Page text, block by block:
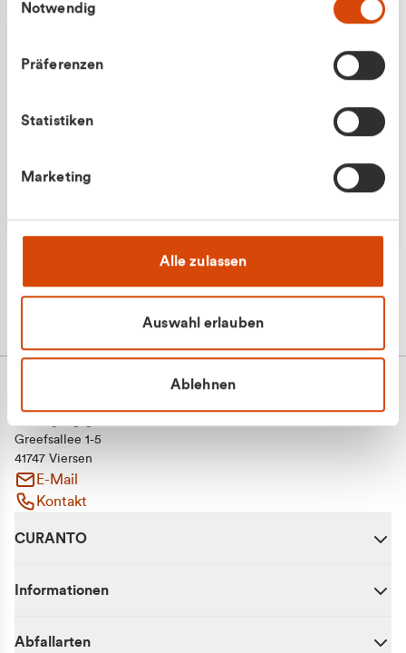
gesammelt haben.
Notwendig
Präferenzen
Statistiken
Marketing
Alle zulassen
Auswahl erlauben
Ablehnen
Greefsallee 1-5
41747 Viersen
E-Mail
Kontakt
CURANTO
Informationen
Abfallarten